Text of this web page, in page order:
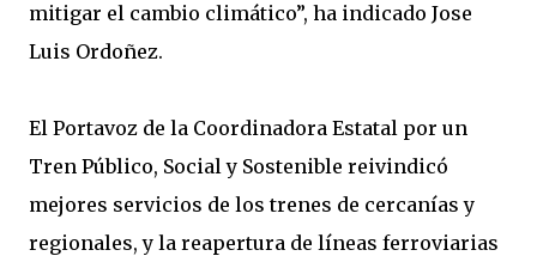
mitigar el cambio climático”, ha indicado Jose
Luis Ordoñez.
El Portavoz de la Coordinadora Estatal por un
Tren Público, Social y Sostenible reivindicó
mejores servicios de los trenes de cercanías y
regionales, y la reapertura de líneas ferroviarias